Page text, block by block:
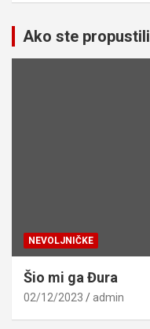
Ako ste propustili
NEVOLJNIČKE
Šio mi ga Đura
02/12/2023 admin